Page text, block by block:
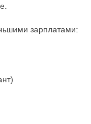
зарплатами: